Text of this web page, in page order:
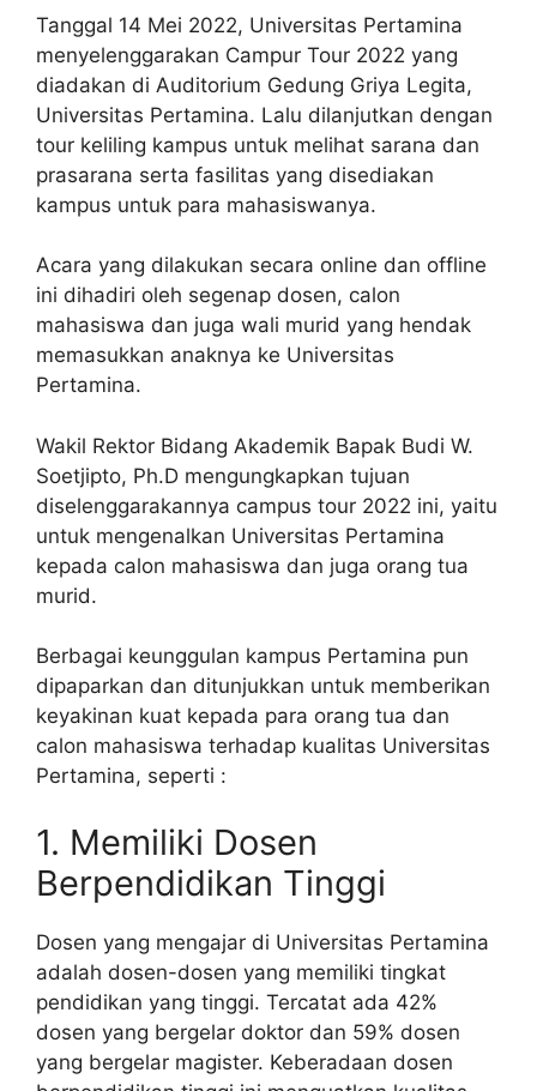
Tanggal 14 Mei 2022, Universitas Pertamina
menyelenggarakan Campur Tour 2022 yang
diadakan di Auditorium Gedung Griya Legita,
Universitas Pertamina. Lalu dilanjutkan dengan
tour keliling kampus untuk melihat sarana dan
prasarana serta fasilitas yang disediakan
kampus untuk para mahasiswanya.
Acara yang dilakukan secara online dan offline
ini dihadiri oleh segenap dosen, calon
mahasiswa dan juga wali murid yang hendak
memasukkan anaknya ke Universitas
Pertamina.
Wakil Rektor Bidang Akademik Bapak Budi W.
Soetjipto, Ph.D mengungkapkan tujuan
diselenggarakannya campus tour 2022 ini, yaitu
untuk mengenalkan Universitas Pertamina
kepada calon mahasiswa dan juga orang tua
murid.
Berbagai keunggulan kampus Pertamina pun
dipaparkan dan ditunjukkan untuk memberikan
keyakinan kuat kepada para orang tua dan
calon mahasiswa terhadap kualitas Universitas
Pertamina, seperti :
1. Memiliki Dosen
Berpendidikan Tinggi
Dosen yang mengajar di Universitas Pertamina
adalah dosen-dosen yang memiliki tingkat
pendidikan yang tinggi. Tercatat ada 42%
dosen yang bergelar doktor dan 59% dosen
yang bergelar magister. Keberadaan dosen